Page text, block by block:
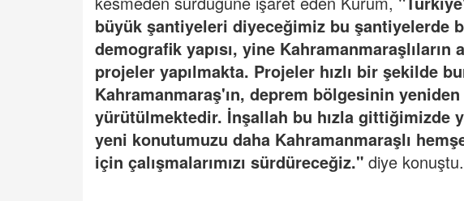
büyük şantiyeleri diyeceğimiz bu şantiyelerde
demografik yapısı, yine
projeler yapılmakta. Projeler hızlı bir şekilde
Kahramanmaraş'ın, deprem bölgesinin yeniden
yürütülmektedir. İnşallah bu hızla gittiğimizde
yeni konutumuzu daha Kahramanmaraşlı
için çalışmalarımızı sürdüreceğiz." diye konuştu.